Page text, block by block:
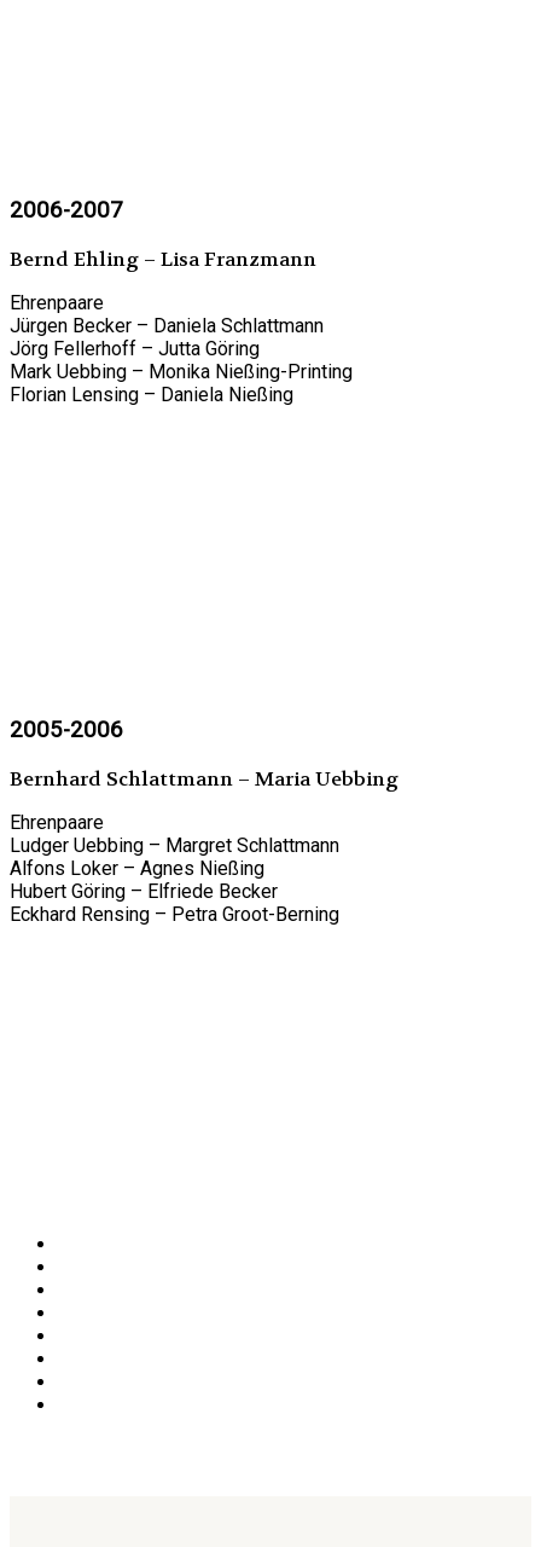
2006-2007
Bernd Ehling – Lisa Franzmann
Ehrenpaare
Jürgen Becker – Daniela Schlattmann
Jörg Fellerhoff – Jutta Göring
Mark Uebbing – Monika Nießing-Printing
Florian Lensing – Daniela Nießing
2005-2006
Bernhard Schlattmann – Maria Uebbing
Ehrenpaare
Ludger Uebbing – Margret Schlattmann
Alfons Loker – Agnes Nießing
Hubert Göring – Elfriede Becker
Eckhard Rensing – Petra Groot-Berning